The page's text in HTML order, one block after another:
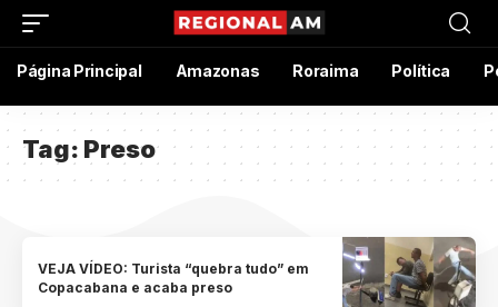
Página Principal Amazonas Roraima Política
Tag: Preso
VEJA VÍDEO: Turista “quebra tudo” em
Copacabana e acaba preso